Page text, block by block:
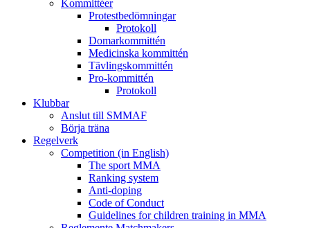
Kommittéer
Protestbedömningar
Protokoll
Domarkommittén
Medicinska kommittén
Tävlingskommittén
Pro-kommittén
Protokoll
Klubbar
Anslut till SMMAF
Börja träna
Regelverk
Competition (in English)
The sport MMA
Ranking system
Anti-doping
Code of Conduct
Guidelines for children training in MMA